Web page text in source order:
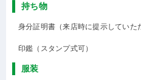
持ち物
身分証明書（来店時に提示していた
印鑑（スタンプ式可）
服装